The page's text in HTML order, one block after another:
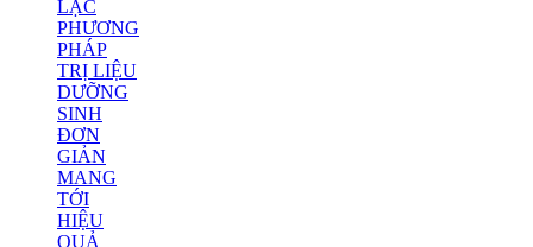
LẠC
PHƯƠNG
PHÁP
TRỊ LIỆU
DƯỠNG
SINH
ĐƠN
GIẢN
MANG
TỚI
HIỆU
QUẢ